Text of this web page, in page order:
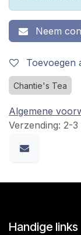
Neem
Toevoegen
Chantie's Tea
Algemene
Verzending: 2-
Handige links